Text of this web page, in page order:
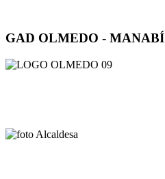
GAD OLMEDO - MANABÍ